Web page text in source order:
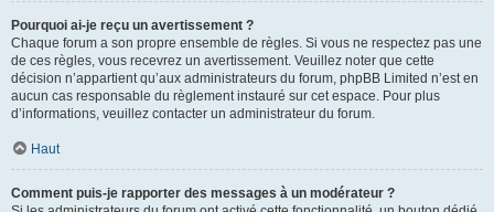
Pourquoi ai-je reçu un avertissement ?
Chaque forum a son propre ensemble de règles. Si vous ne respectez pas une
de ces règles, vous recevrez un avertissement. Veuillez noter que cette
décision n’appartient qu’aux administrateurs du forum, phpBB Limited n’est en
aucun cas responsable du règlement instauré sur cet espace. Pour plus
d’informations, veuillez contacter un administrateur du forum.
Haut
Comment puis-je rapporter des messages à un modérateur ?